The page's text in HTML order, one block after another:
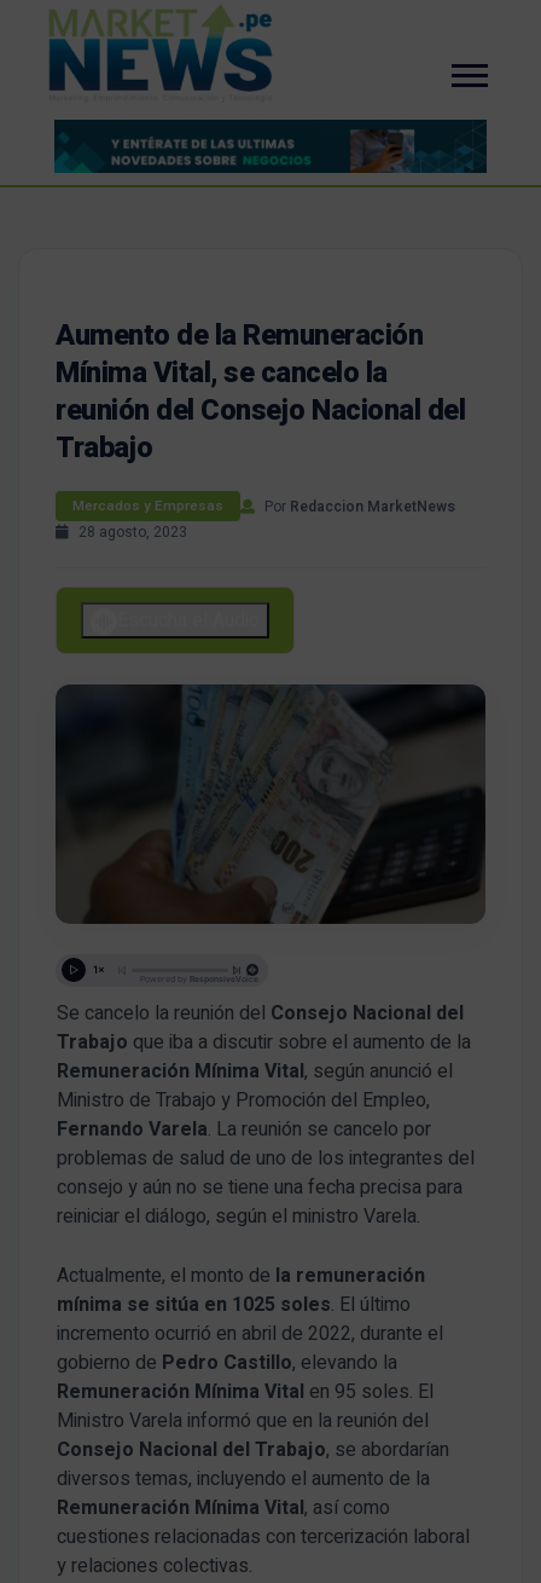
Aumento de la Remuneración
Mínima Vital, se cancelo la
reunión del Consejo Nacional del
Trabajo
Mercados y Empresas Por Redaccion MarketNews
28 agosto, 2023
Se cancelo la reunión del Consejo Nacional del
Trabajo que iba a discutir sobre el aumento de la
Remuneración Mínima Vital, según anunció el
Ministro de Trabajo y Promoción del Empleo,
Fernando Varela. La reunión se cancelo por
problemas de salud de uno de los integrantes del
consejo y aún no se tiene una fecha precisa para
reiniciar el diálogo, según el ministro Varela.
Actualmente, el monto de la remuneración
mínima se sitúa en 1025 soles. El último
incremento ocurrió en abril de 2022, durante el
gobierno de Pedro Castillo, elevando la
Remuneración Mínima Vital en 95 soles. El
Ministro Varela informó que en la reunión del
Consejo Nacional del Trabajo, se abordarían
diversos temas, incluyendo el aumento de la
Remuneración Mínima Vital, así como
cuestiones relacionadas con tercerización laboral
y relaciones colectivas.